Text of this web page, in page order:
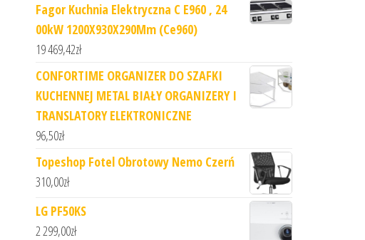
Fagor Kuchnia Elektryczna C E960 , 24
00kW 1200X930X290Mm (Ce960)
19 469,42zł
CONFORTIME ORGANIZER DO SZAFKI
KUCHENNEJ METAL BIAŁY ORGANIZERY I
TRANSLATORY ELEKTRONICZNE
96,50zł
Topeshop Fotel Obrotowy Nemo Czerń
310,00zł
LG PF50KS
2 299,00zł